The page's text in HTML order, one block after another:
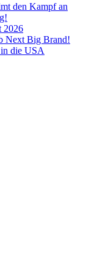
den Kampf an
2026
Next Big Brand!
die USA